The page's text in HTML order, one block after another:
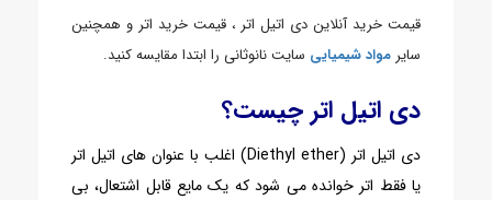
قیمت خرید آنلاین دی اتیل اتر ، قیمت خرید اتر و همچنین
سایرمواد شیمیایی سایت نانوثانی را ابتدا مقایسه کنید.
دی اتیل اتر چیست؟
دی اتیل اتر (Diethyl ether) اغلب با عنوان های اتیل اتر
یا فقط اتر خوانده می شود که یک مایع قابل اشتعال، بی